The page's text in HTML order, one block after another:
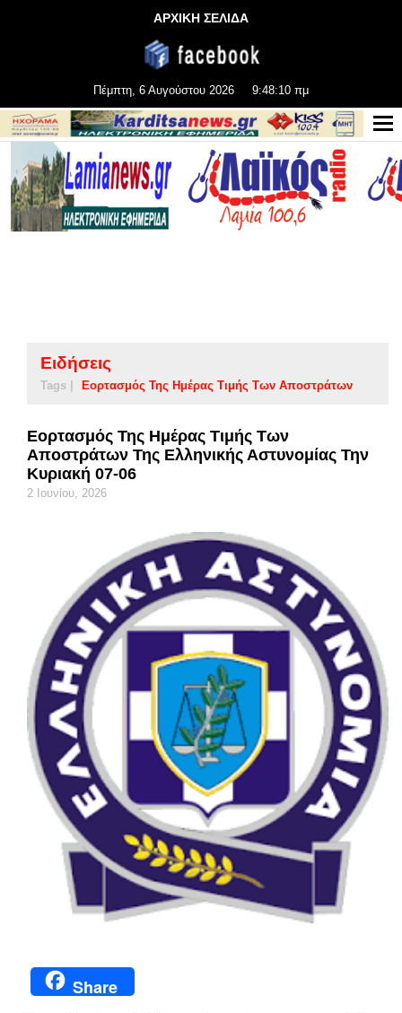
ΑΡΧΙΚΗ ΣΕΛΙΔΑ
Πέμπτη, 6 Αυγούστου 2026 9:48:11 πμ
Ειδήσεις
Tags | Εορτασμός Της Ημέρας Τιμής Των Αποστράτων
Εορτασμός Της Ημέρας Τιμής Των
Αποστράτων Της Ελληνικής Αστυνομίας Την
Κυριακή 07-06
2 Ιουνίου, 2026
Share